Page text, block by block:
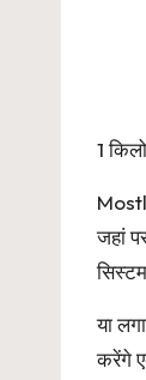
1
जहां
या
करेंगे